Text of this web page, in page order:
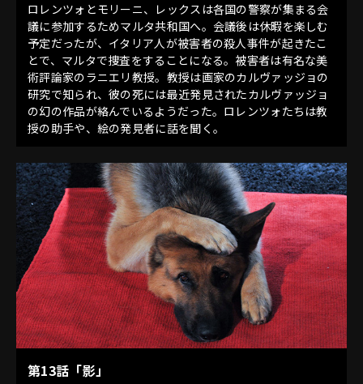
ロレンツォとモリーニ、レックスは各国の警察が集まる会
議に参加するためマルタ共和国へ。会議後は休暇を楽しむ
予定だったが、イタリア人が被害者の殺人事件が起きたこ
とで、マルタで捜査をすることになる。被害者は有名な美
術評論家のラニエリ教授。教授は画家のカルヴァッジョの
研究で知られ、彼の死には最近発見されたカルヴァッジョ
の幻の作品が絡んでいるようだった。ロレンツォたちは教
授の助手や、絵の発見者に話を聞く。
第13話「影」